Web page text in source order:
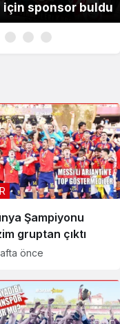
için sponsor buldu
Şampiyonu
gruptan çıktı
önce